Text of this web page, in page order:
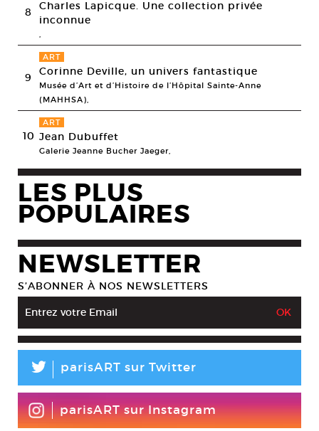
8
Charles Lapicque. Une collection privée
inconnue
,
9
ART
Corinne Deville, un univers fantastique
Musée d’Art et d’Histoire de l’Hôpital Sainte-Anne
(MAHHSA),
10
ART
Jean Dubuffet
Galerie Jeanne Bucher Jaeger,
LES PLUS
POPULAIRES
NEWSLETTER
S’ABONNER À NOS NEWSLETTERS
L parisART sur Twitter
parisART sur Instagram